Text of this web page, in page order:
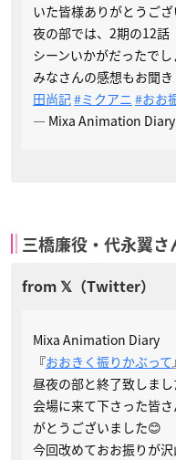
いた皆様ありがとうござ
夜の部では、2期の12話
シーンいかがだったでし
みなさんの感想もお聞き
田尚記 #ミクアニ #おお
— Mixa Animation
三橋廉役・代永翼さ
Mixa Animation Diary
『おおきく振りかぶって
昼夜の部と終了致しまし
会場に来て下さった皆
がとうございました😊
今回改めておお振りが